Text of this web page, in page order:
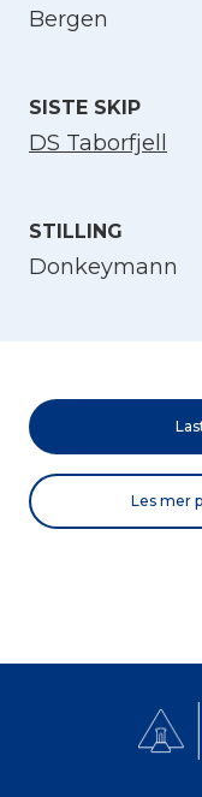
Bergen
SISTE SKIP
DS Taborfjell
STILLING
Donkeymann
Les mer
English
Norsk bokmål